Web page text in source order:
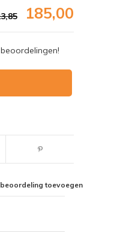
185,00
beoordelingen!
beoordeling toevoegen